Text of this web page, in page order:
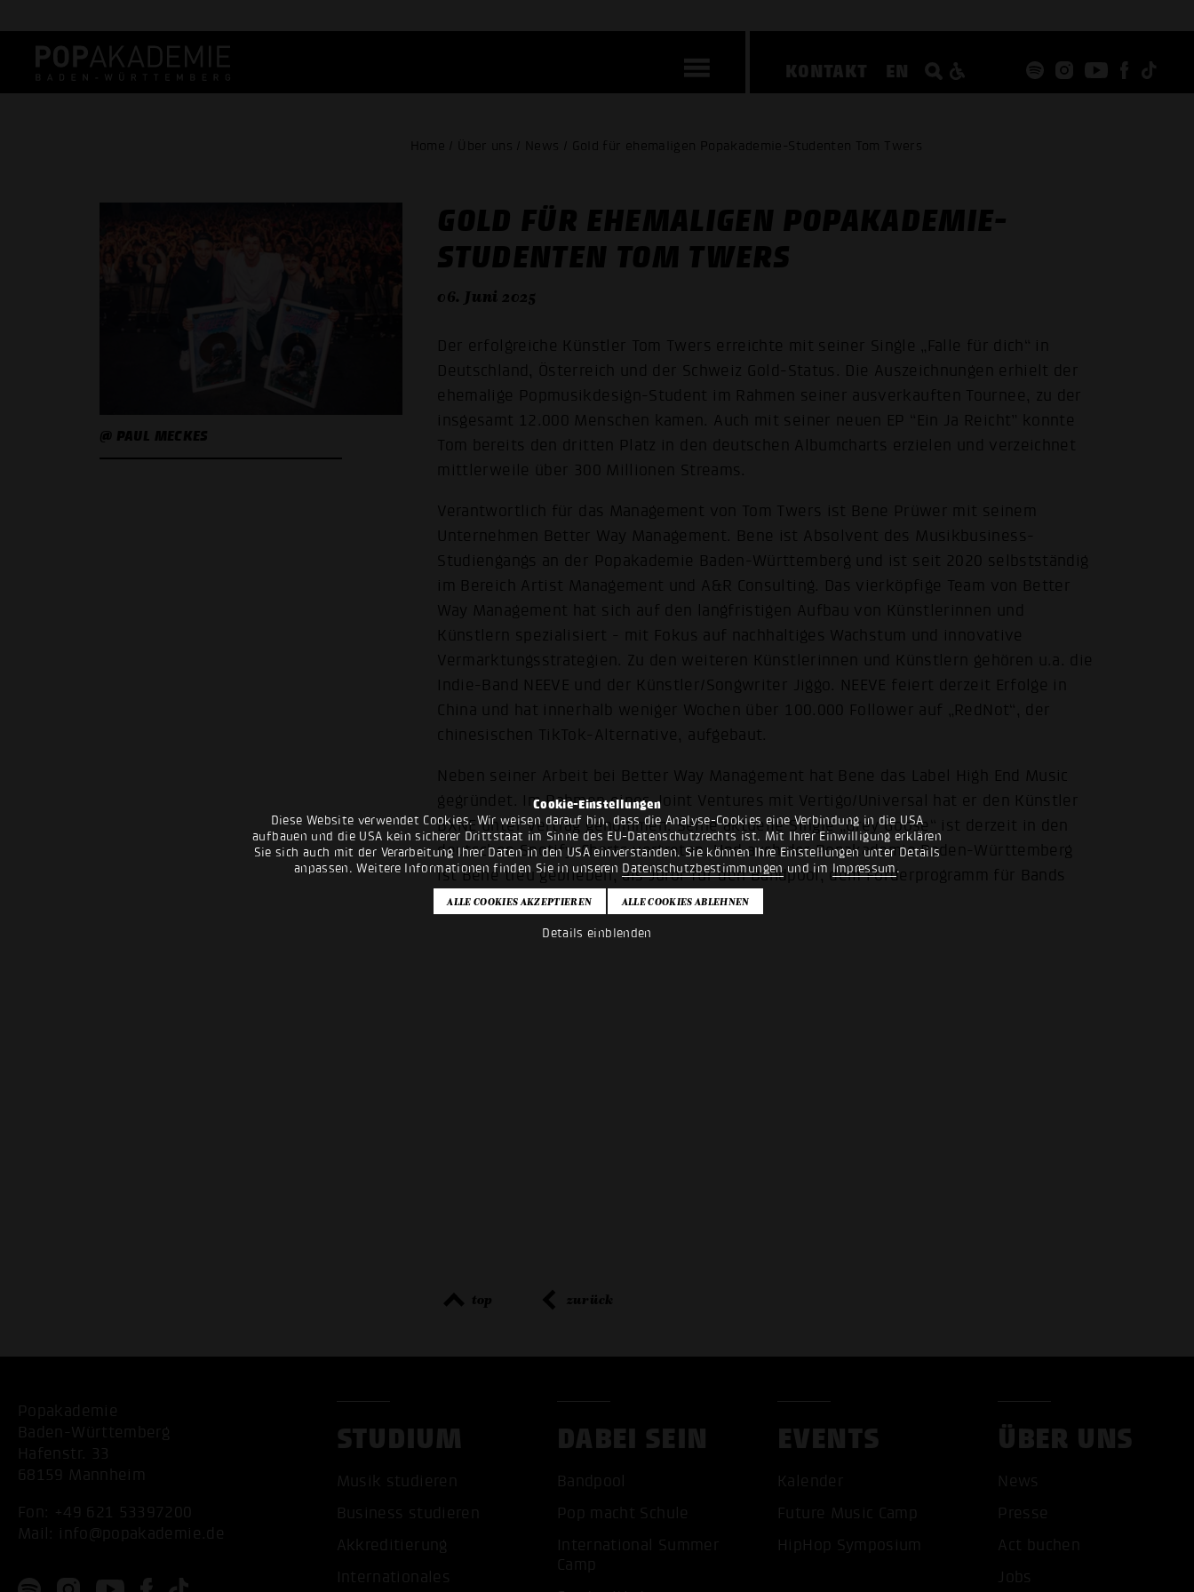
Cookie-Einstellungen
Diese Website verwendet Cookies. Wir weisen darauf hin, dass die Analyse-Cookies eine Verbindung in die USA
aufbauen und die USA kein sicherer Drittstaat im Sinne des EU-Datenschutzrechts ist. Mit Ihrer Einwilligung erklären
Sie sich auch mit der Verarbeitung Ihrer Daten in den USA einverstanden. Sie können Ihre Einstellungen unter Details
anpassen. Weitere Informationen finden Sie in unseren Datenschutzbestimmungenund im Impressum.
Details einblenden
KONTAKT EN
Home / Über uns / News / Gold für ehemaligen Popakademie-Studenten Tom Twers
@ PAUL MECKES
GOLD FÜR EHEMALIGEN POPAKADEMIE-
STUDENTEN TOM TWERS
06. Juni 2025
Der erfolgreiche Künstler Tom Twers erreichte mit seiner Single „Falle für dich“ in
Deutschland, Österreich und der Schweiz Gold-Status. Die Auszeichnungen erhielt der
ehemalige Popmusikdesign-Student im Rahmen seiner ausverkauften Tournee, zu der
insgesamt 12.000 Menschen kamen. Auch mit seiner neuen EP “Ein Ja Reicht” konnte
Tom bereits den dritten Platz in den deutschen Albumcharts erzielen und verzeichnet
mittlerweile über 300 Millionen Streams.
Verantwortlich für das Management von Tom Twers ist Bene Prüwer mit seinem
Unternehmen Better Way Management. Bene ist Absolvent des Musikbusiness-
Studiengangs an der Popakademie Baden-Württemberg und ist seit 2020 selbstständig
im Bereich Artist Management und A&R Consulting. Das vierköpfige Team von Better
Way Management hat sich auf den langfristigen Aufbau von Künstlerinnen und
Künstlern spezialisiert - mit Fokus auf nachhaltiges Wachstum und innovative
Vermarktungsstrategien. Zu den weiteren Künstlerinnen und Künstlern gehören u.a. die
Indie-Band NEEVE und der Künstler/Songwriter Jiggo. NEEVE feiert derzeit Erfolge in
China und hat innerhalb weniger Wochen über 100.000 Follower auf „RedNot“, der
chinesischen TikTok-Alternative, aufgebaut.
Neben seiner Arbeit bei Better Way Management hat Bene das Label High End Music
gegründet. Im Rahmen eines Joint Ventures mit Vertigo/Universal hat er den Künstler
BXNE unter Vertrag genommen. Seine aktuelle Single „Grey Goose“ ist derzeit in den
deutschen Spotify-Charts vertreten. Und auch der Popakademie Baden-Württemberg
ist Bene treu geblieben, als Juror für den Bandpool, dem Förderprogramm für Bands
und MusikerInnen.
top zurück
Popakademie
Baden-Württemberg
Hafenstr. 33
68159 Mannheim
Fon: +49 621 53397200
Mail: info@popakademie.de
STUDIUM
Musik studieren
Business studieren
Akkreditierung
Internationales
DABEI SEIN
Bandpool
Pop macht Schule
International Summer
Camp
EVENTS
Kalender
Future Music Camp
HipHop Symposium
ÜBER UNS
News
Presse
Act buchen
Jobs